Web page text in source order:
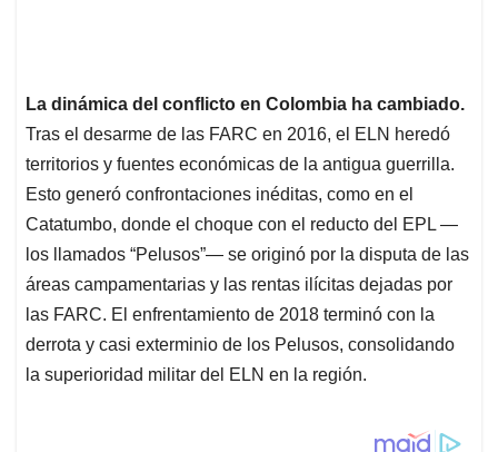
La dinámica del conflicto en Colombia ha cambiado.
Tras el desarme de las FARC en 2016, el ELN heredó
territorios y fuentes económicas de la antigua guerrilla.
Esto generó confrontaciones inéditas, como en el
Catatumbo, donde el choque con el reducto del EPL —
los llamados “Pelusos”— se originó por la disputa de las
áreas campamentarias y las rentas ilícitas dejadas por
las FARC. El enfrentamiento de 2018 terminó con la
derrota y casi exterminio de los Pelusos, consolidando
la superioridad militar del ELN en la región.